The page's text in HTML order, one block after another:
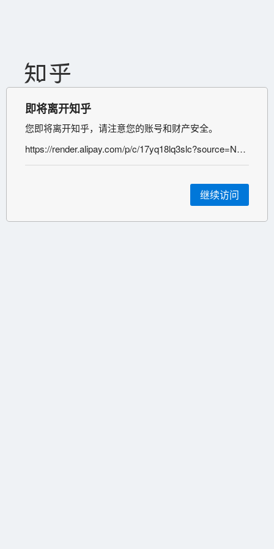
即将离开知乎
您即将离开知乎，请注意您的账号和财产安全。
https://render.alipay.com/p/c/17yq18lq3slc?source=NAN_DU
继续访问